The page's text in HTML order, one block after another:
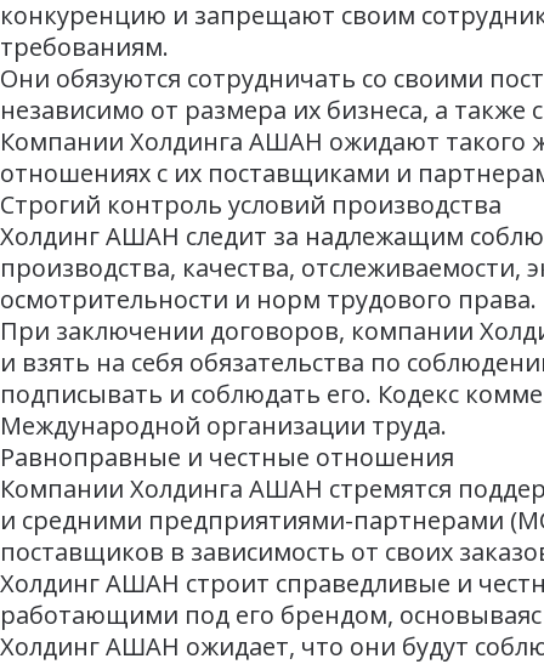
конкуренцию и запрещают своим
требованиям.
Они обязуются сотрудничать со своими
независимо от размера их бизнеса, а
Компании Холдинга АШАН ожидают такого
отношениях с их поставщиками и
Строгий контроль условий производства
Холдинг АШАН следит за надлежащим
производства, качества,
осмотрительности и норм трудового права.
При заключении договоров, компании
и взять на себя обязательства по
подписывать и соблюдать его. Кодекс
Международной организации труда.
Равноправные и честные отношения
Компании Холдинга АШАН стремятся
и средними предприятиями-партнерами
поставщиков в зависимость от своих
Холдинг АШАН строит справедливые и
работающими под его брендом,
Холдинг АШАН ожидает, что они будут